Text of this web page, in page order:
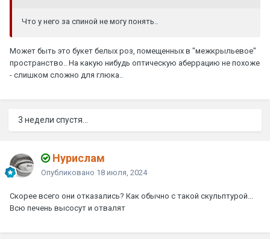
Что у него за спиной не могу понять..
Может быть это букет белых роз, помещенных в "межкрыльевое"
пространство.. На какую нибудь оптическую аберрацию не похоже
- слишком сложно для глюка..
3 недели спустя...
Нурислам
Опубликовано 18 июля, 2024
Скорее всего они отказались? Как обычно с такой скульптурой...
Всю печень высосут и отвалят